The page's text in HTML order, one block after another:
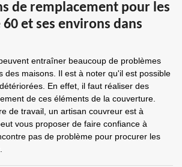
de remplacement pour les
et ses environs dans
entraîner beaucoup de problèmes
des maisons. Il est à noter qu'il est possible
En effet, il faut réaliser des
de ces éléments de la couverture.
de travail, un artisan couvreur est à
vous proposer de faire confiance à
pas de problème pour procurer les